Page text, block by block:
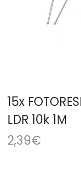
15x
LDR 10k 1M
2,39€